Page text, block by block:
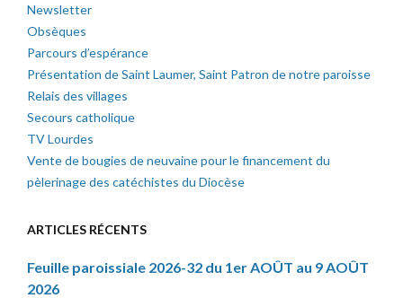
Newsletter
Obsèques
Parcours d’espérance
Présentation de Saint Laumer, Saint Patron de notre paroisse
Relais des villages
Secours catholique
TV Lourdes
Vente de bougies de neuvaine pour le financement du
pèlerinage des catéchistes du Diocèse
ARTICLES RÉCENTS
Feuille paroissiale 2026-32 du 1er AOÛT au 9 AOÛT
2026